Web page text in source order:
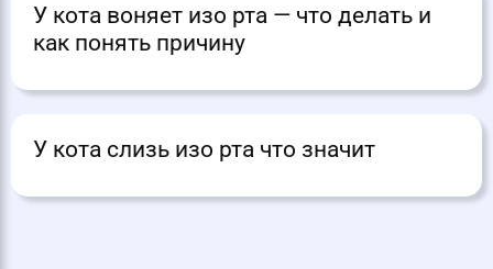
У кота воняет изо рта — что делать и
как понять причину
У кота слизь изо рта что значит